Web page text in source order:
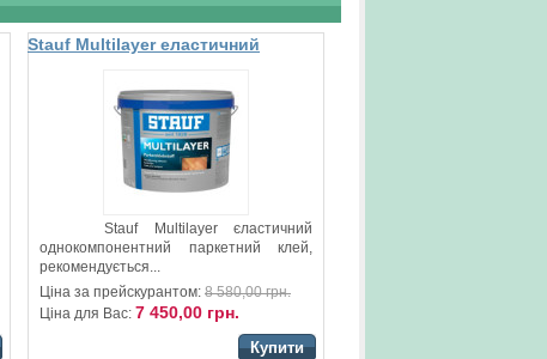
Stauf Multilayer еластичний
Stauf Multilayer єластичний
однокомпонентний паркетний клей,
рекомендується...
Ціна за прейскурантом: 8 580,00 грн.
Ціна для Вас: 7 450,00 грн.
Купити